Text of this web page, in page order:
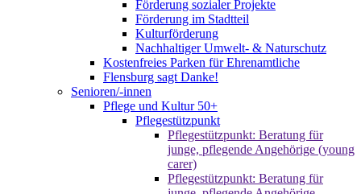
Förderung sozialer Projekte
Förderung im Stadtteil
Kulturförderung
Nachhaltiger Umwelt- & Naturschutz
Kostenfreies Parken für Ehrenamtliche
Flensburg sagt Danke!
Senioren/-innen
Pflege und Kultur 50+
Pflegestützpunkt
Pflegestützpunkt: Beratung für
junge, pflegende Angehörige (young
carer)
Pflegestützpunkt: Beratung für